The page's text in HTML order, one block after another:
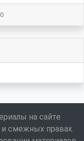
на сайте
смежных правах.